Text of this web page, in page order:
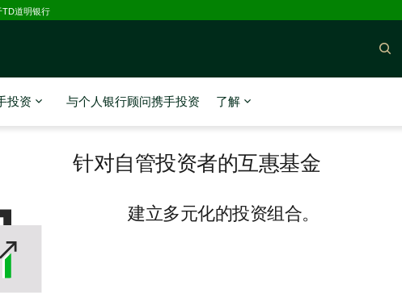
TD道明银行
投资 与个人银行顾问携手投资 了解
针对自管投资者的互惠基金
建立多元化的投资组合。